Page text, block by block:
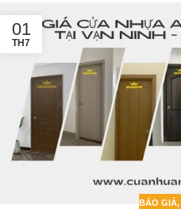
01
TH7
BÁO GIÁ,